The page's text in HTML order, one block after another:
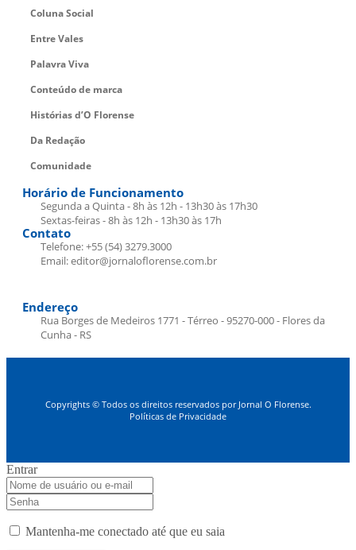
Coluna Social
Entre Vales
Palavra Viva
Conteúdo de marca
Histórias d’O Florense
Da Redação
Comunidade
Horário de Funcionamento
Segunda a Quinta - 8h às 12h - 13h30 às 17h30
Sextas-feiras - 8h às 12h - 13h30 às 17h
Contato
Telefone: +55 (54) 3279.3000
Email: editor@jornaloflorense.com.br
Endereço
Rua Borges de Medeiros 1771 - Térreo - 95270-000 - Flores da
Cunha - RS
Copyrights © Todos os direitos reservados por Jornal O Florense.
Políticas de Privacidade
Entrar
Mantenha-me conectado até que eu saia